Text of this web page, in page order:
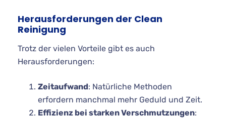
Herausforderungen der Clean
Reinigung
Trotz der vielen Vorteile gibt es auch
Herausforderungen:
Zeitaufwand: Natürliche Methoden
erfordern manchmal mehr Geduld und Zeit.
Effizienz bei starken Verschmutzungen: